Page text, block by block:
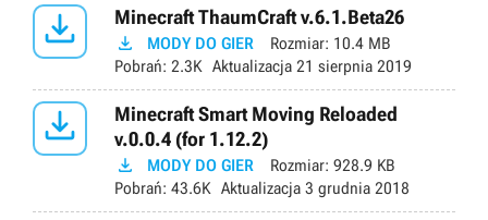
 Minecraft ThaumCraft v.6.1.Beta26
 MODY DO GIER Rozmiar: 10.4 MB
Pobrań: 2.3K Aktualizacja 21 sierpnia 2019

Minecraft Smart Moving Reloaded
v.0.0.4 (for 1.12.2)
 MODY DO GIER Rozmiar: 928.9 KB
Pobrań: 43.6K Aktualizacja 3 grudnia 2018